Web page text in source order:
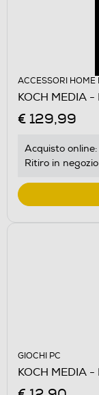
ACCESSORI HOME
KOCH MEDIA -
€ 129,99
Acquisto online:
Ritiro in
GIOCHI PC
KOCH MEDIA -